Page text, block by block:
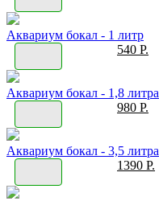
Аквариум бокал - 1 литр
540 Р.
Аквариум бокал - 1,8 литра
980 Р.
Аквариум бокал - 3,5 литра
1390 Р.